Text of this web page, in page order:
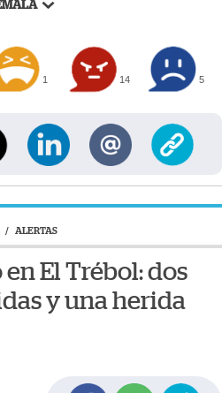
1 14 5
/ ALERTAS
El Trébol: dos
y una herida